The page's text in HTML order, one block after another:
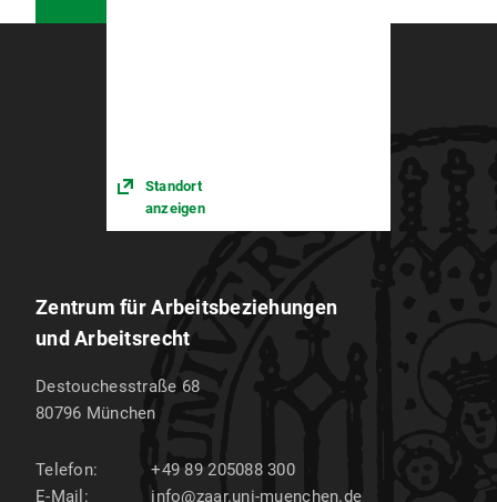
Standort
anzeigen
Zentrum für Arbeitsbeziehungen
und Arbeitsrecht
Destouchesstraße 68
80796 München
Telefon:
+49 89 205088 300
E-Mail:
info@zaar.uni-muenchen.de